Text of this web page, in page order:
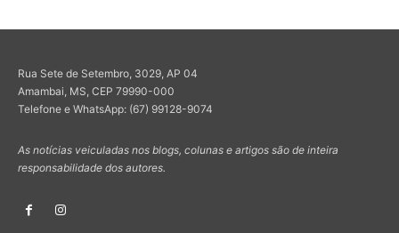
Rua Sete de Setembro, 3029, AP 04
Amambai, MS, CEP 79990-000
Telefone e WhatsApp: (67) 99128-9074
As notícias veiculadas nos blogs, colunas e artigos são de inteira
responsabilidade dos autores.